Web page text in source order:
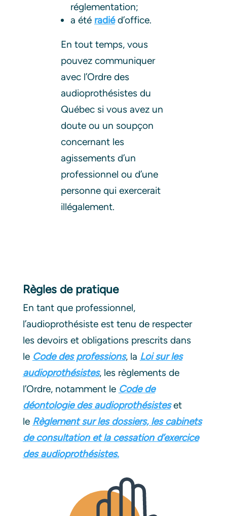
réglementation;
a été radiéd’office.
En tout temps, vous
pouvez communiquer
avec l’Ordre des
audioprothésistes du
Québec si vous avez un
doute ou un soupçon
concernant les
agissements d’un
professionnel ou d’une
personne qui exercerait
illégalement.
Règles de pratique
En tant que professionnel,
l’audioprothésiste est tenu de respecter
les devoirs et obligations prescrits dans
le Code des professions, la Loi sur les
audioprothésistes, les règlements de
l’Ordre, notamment le Code de
déontologie des audioprothésisteset
le Règlement sur les dossiers, les cabinets
de consultation et la cessation d’exercice
des audioprothésistes.